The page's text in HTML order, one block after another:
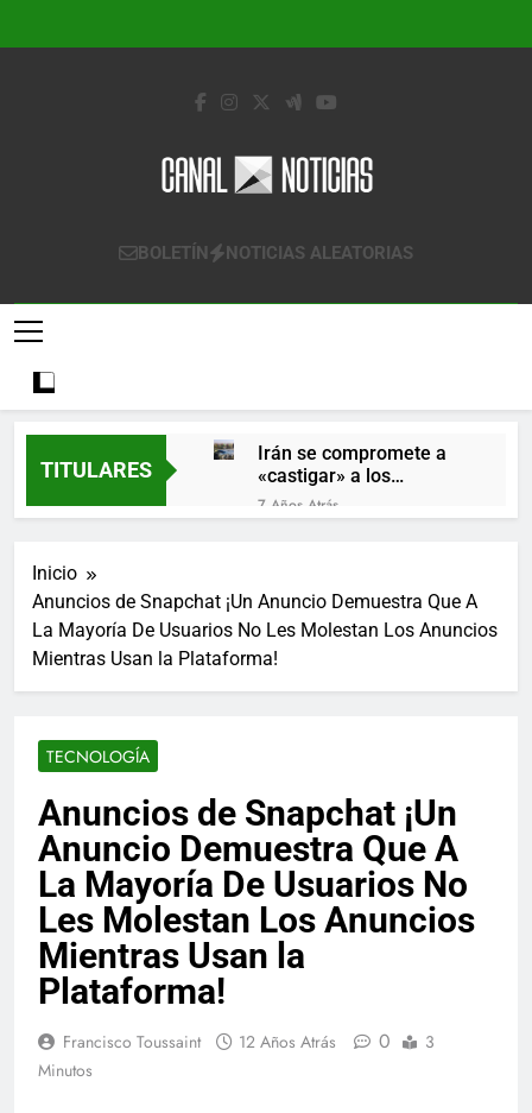
Canal Noticias
Canal Noticias
BOLETÍN NOTICIAS ALEATORIAS
TITULARES
Irán se compromete a
«castigar» a los
responsables de
derribar un avión
7 Años Atrás
diciembre
Los últimos paquetes
especiales Hush Socks
México disponibles en
7 Años Atrás
El famoso chef y
miembro de la familia
7 Años Atrás
Cápsulas Ultra Max
Testo a Precios
Especiales en México,
Chile, Argentina,
Colombia, Perú ,
Ecuador, Costa Rica y
7 Años Atrás
Veona Skin Care
Crema Precios –
Descuentos Masivos
Masivos en Mercado
7 Años Atrás
Inicio
Anuncios de Snapchat ¡Un Anuncio Demuestra Que A
La Mayoría De Usuarios No Les Molestan Los Anuncios
Mientras Usan la Plataforma!
TECNOLOGÍA
Anuncios de Snapchat ¡Un
Anuncio Demuestra Que A
La Mayoría De Usuarios No
Les Molestan Los Anuncios
Mientras Usan la
Plataforma!
Francisco Toussaint 12 Años Atrás 0
3
Minutos